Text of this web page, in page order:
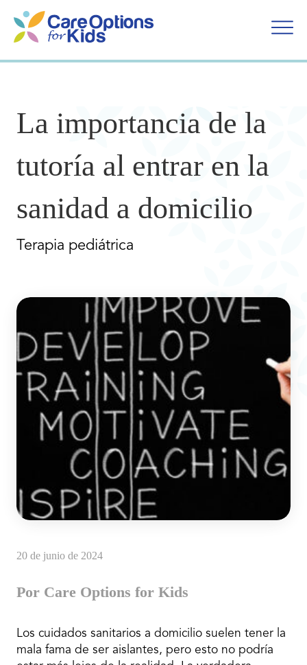
contenido
La importancia de la
tutoría al entrar en la
sanidad a domicilio
Terapia pediátrica
20 de junio de 2024
Por Care Options for Kids
Los cuidados sanitarios a domicilio suelen tener la
mala fama de ser aislantes, pero esto no podría